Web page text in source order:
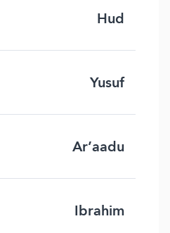
Hud
Yusuf
Ar’aadu
Ibrahim